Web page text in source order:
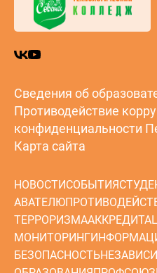
Сведения об
Противодействие
конфиденциальности
Карта сайта
НОВОСТИСОБЫТИЯ
АВАТЕЛЮ
ТЕРРОРИЗМА
МОНИТОРИНГ
БЕЗОПАСНОСТЬ